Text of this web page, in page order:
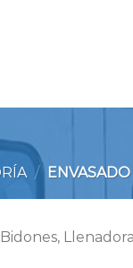
/ ENVASADO